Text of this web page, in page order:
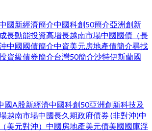
國新經濟簡介中國科創50簡介亞洲創新
長動能投資高增長越南市場中國國債（長
中國國債簡介中資美元房地產債簡介尋找
資級債券簡介台灣50簡介沙特伊斯蘭國
國A股新經濟中國科創50亞洲創新科技及
越南市場中國長久期政府債券 (非對沖)中
美元對沖） 中國房地產美元債美國國庫浮